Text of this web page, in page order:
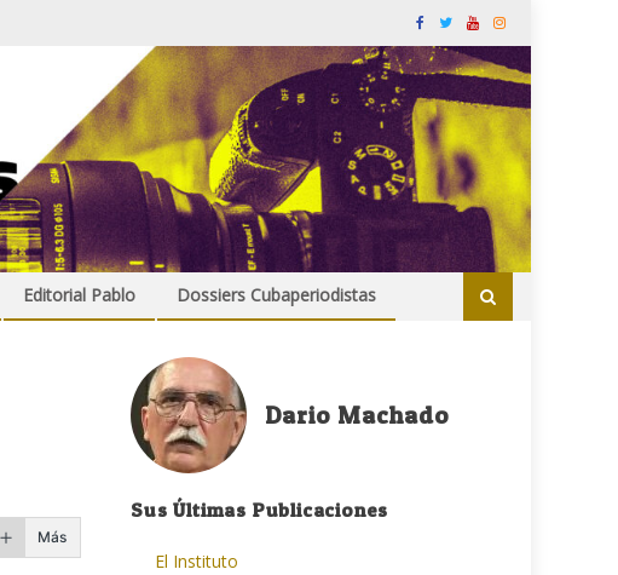
Editorial Pablo Dossiers Cubaperiodistas
Más
Dario Machado
Sus Últimas Publicaciones
El Instituto